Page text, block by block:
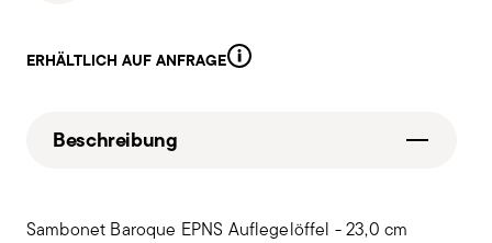
ERHÄLTLICH AUF ANFRAGE
Beschreibung
Sambonet Baroque EPNS Auflegelöffel - 23,0 cm